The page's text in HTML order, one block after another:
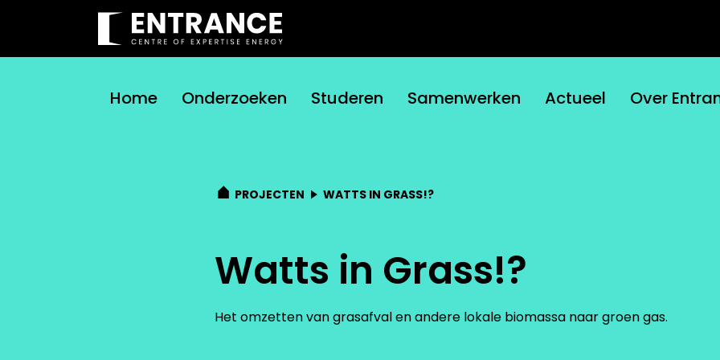
Home Onderzoeken Studeren Samenwerken Actueel Over
PROJECTEN WATTS IN GRASS!?
Watts in Grass!?
Het omzetten van grasafval en andere lokale biomassa naar groen gas.